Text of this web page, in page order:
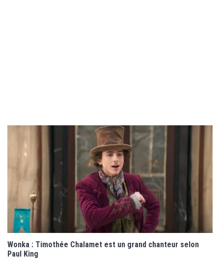
Wonka : Timothée Chalamet est un grand chanteur selon
Paul King